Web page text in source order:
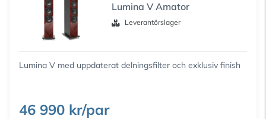
Lumina V Amator
Leverantörslager
Lumina V med uppdaterat delningsfilter och exklusiv finish
46 990 kr/par